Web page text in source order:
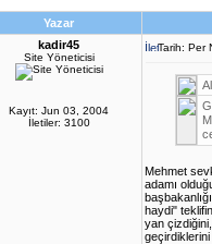
Yazar
kadir45
Site Yöneticisi
Kayıt: Jun 03, 2004
İletiler: 3100
Tarih: Per
Mehmet
adamı
haydi"
yan